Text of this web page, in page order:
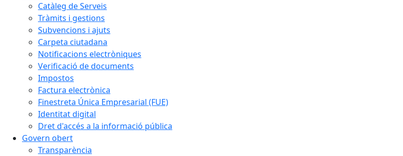
Catàleg de Serveis
Tràmits i gestions
Subvencions i ajuts
Carpeta ciutadana
Notificacions electròniques
Verificació de documents
Impostos
Factura electrònica
Finestreta Única Empresarial (FUE)
Identitat digital
Dret d'accés a la informació pública
Govern obert
Transparència